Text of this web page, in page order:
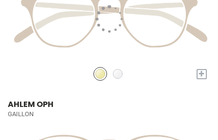
+
AHLEM OPH
GAILLON